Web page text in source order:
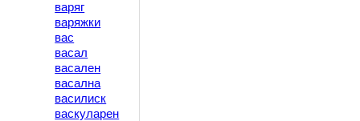
варяг
варяжки
вас
васал
васален
васална
василиск
васкуларен